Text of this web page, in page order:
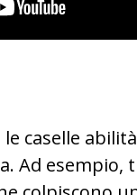
le caselle
Ad